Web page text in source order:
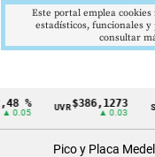
Cintillo
% UVR$386,1273
▲ 0.03
Pico y Placa
Este portal emplea
estadísticos, funcionales y
consultar